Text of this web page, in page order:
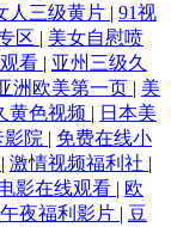
人三级黄片 | 91视
区 | 美女自慰喷
看 | 亚州三级久
洲欧美第一页 | 美
黄色视频 | 日本美
影院 | 免费在线小
| 激情视频福利社 |
影在线观看 | 欧
夜福利影片 | 豆